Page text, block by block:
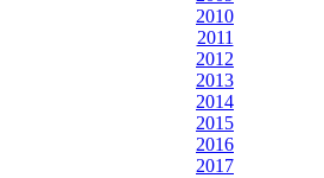
2010
2011
2012
2013
2014
2015
2016
2017